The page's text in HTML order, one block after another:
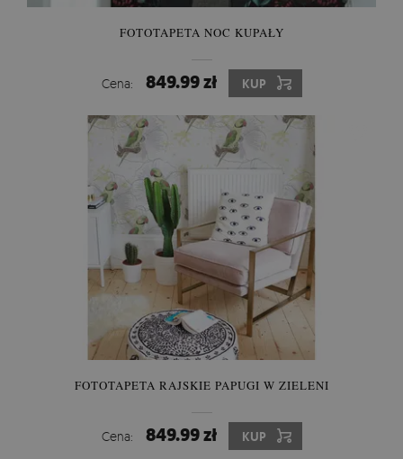
FOTOTAPETA NOC KUPAŁY
Cena: 849.99 zł KUP
FOTOTAPETA RAJSKIE PAPUGI W ZIELENI
Cena: 849.99 zł KUP